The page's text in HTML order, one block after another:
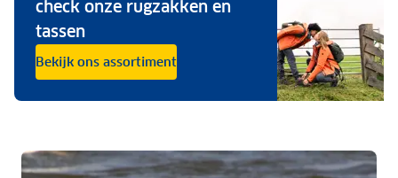
check onze rugzakken en
tassen
Bekijk ons assortiment